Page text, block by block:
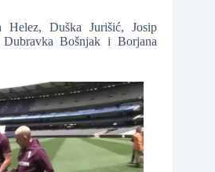
Helez, Duška Jurišić, Josip
Bošnjak i Borjana